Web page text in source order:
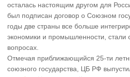
осталась настоящим другом для
был подписан договор о Союзном
годы две страны все больше
экономики и промышленности, стали
вопросах.
Отмечая приближающийся 25-ти
союзного государства, ЦБ РФ